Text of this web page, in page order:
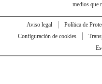
medios que
Aviso legal Política de
Configuración de cookies